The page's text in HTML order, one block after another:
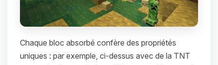
Chaque bloc absorbé confère des propriétés
uniques : par exemple, ci-dessus avec de la TNT